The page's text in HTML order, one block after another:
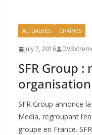
ACTUALITÉS CHAÎNES
July 7, 2016
SFR Group :
organisation
SFR Group annonce
Media, regroupant
groupe en France.